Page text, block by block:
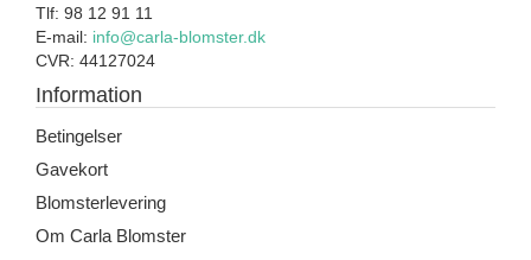
Tlf: 98 12 91 11
E-mail: info@carla-blomster.dk
CVR: 44127024
Information
Betingelser
Gavekort
Blomsterlevering
Om Carla Blomster